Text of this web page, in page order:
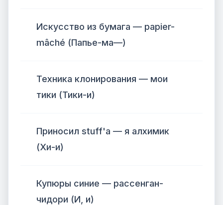
Искусство из бумага — papier-
mâché (Папье-ма—)
Техника клонирования — мои
тики (Тики-и)
Приносил stuff'а — я алхимик
(Хи-и)
Купюры синие — рассенган-
чидори (И, и)